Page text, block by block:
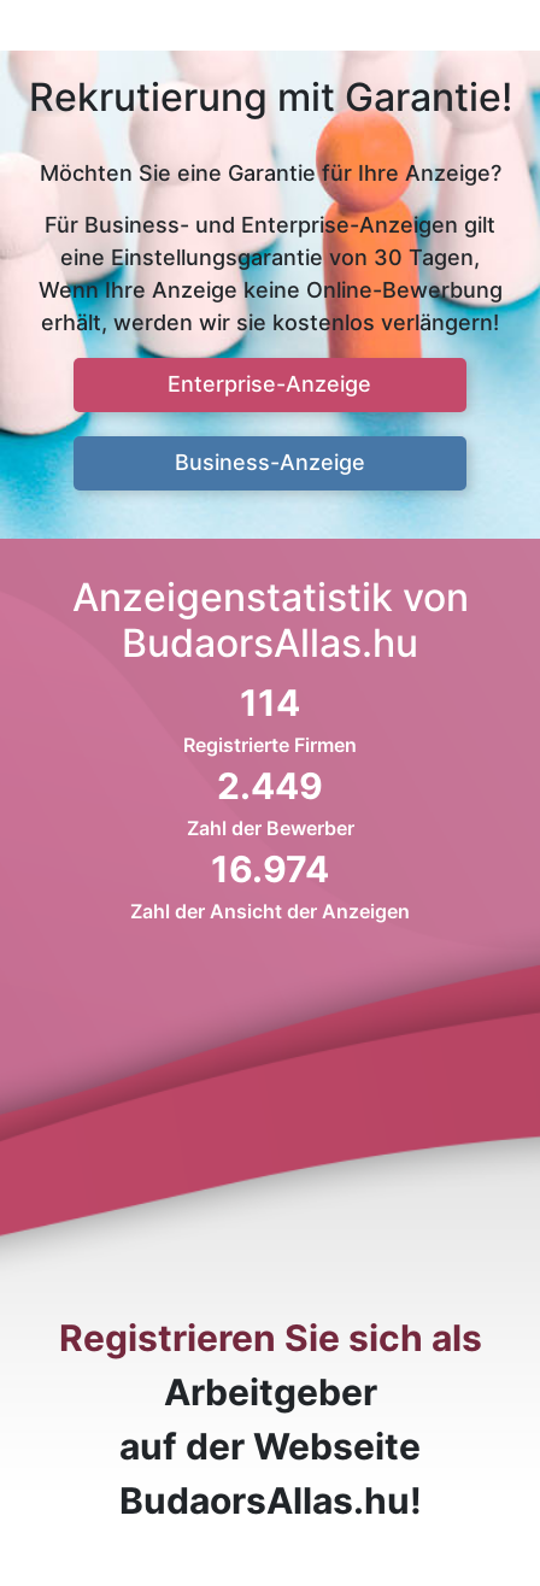
Rekrutierung mit Garantie!
Möchten Sie eine Garantie für Ihre Anzeige?
Für Business- und Enterprise-Anzeigen gilt
eine Einstellungsgarantie von 30 Tagen,
Wenn Ihre Anzeige keine Online-Bewerbung
erhält, werden wir sie kostenlos verlängern!
Enterprise-Anzeige
Business-Anzeige
Anzeigenstatistik von
BudaorsAllas.hu
114
Registrierte Firmen
2.449
Zahl der Bewerber
16.974
Zahl der Ansicht der Anzeigen
Registrieren Sie sich als
Arbeitgeber
auf der Webseite
BudaorsAllas.hu!